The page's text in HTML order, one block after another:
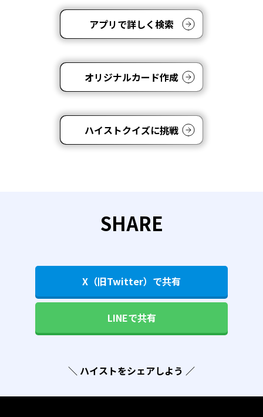
アプリで詳しく検索
オリジナルカード作成
ハイストクイズに挑戦
SHARE
X（旧Twitter）で共有
LINEで共有
＼ ハイストをシェアしよう ／